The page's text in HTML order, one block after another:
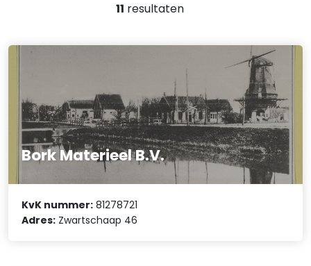
11 resultaten
Bork Materieel B.V.
KvK nummer: 81278721
Adres: Zwartschaap 46